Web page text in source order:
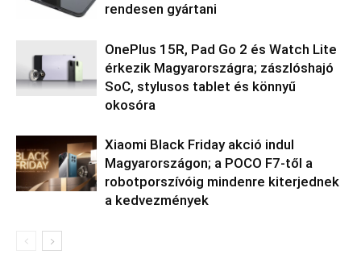
rendesen gyártani
OnePlus 15R, Pad Go 2 és Watch Lite
érkezik Magyarországra; zászlóshajó
SoC, stylusos tablet és könnyű
okosóra
Xiaomi Black Friday akció indul
Magyarországon; a POCO F7-től a
robotporszívóig mindenre kiterjednek
a kedvezmények